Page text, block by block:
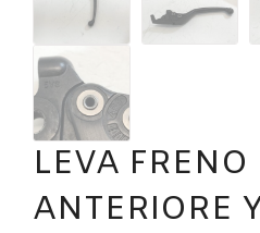
LEVA FRENO
ANTERIORE